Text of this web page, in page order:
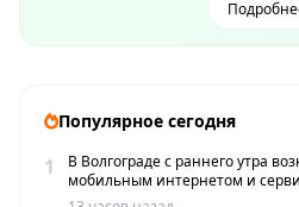
Популярное сегодня
1
В Волгограде с раннего утра
мобильным интернетом и